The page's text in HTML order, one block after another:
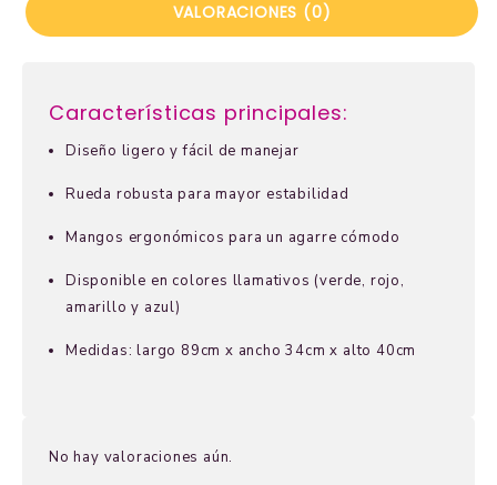
VALORACIONES (0)
Características principales:
Diseño ligero y fácil de manejar
Rueda robusta para mayor estabilidad
Mangos ergonómicos para un agarre cómodo
Disponible en colores llamativos (verde, rojo,
amarillo y azul)
Medidas: largo 89cm x ancho 34cm x alto 40cm
No hay valoraciones aún.